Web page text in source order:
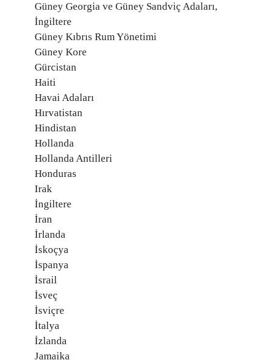
Güney Georgia ve Güney Sandviç Adaları,
İngiltere
Güney Kıbrıs Rum Yönetimi
Güney Kore
Gürcistan
Haiti
Havai Adaları
Hırvatistan
Hindistan
Hollanda
Hollanda Antilleri
Honduras
Irak
İngiltere
İran
İrlanda
İskoçya
İspanya
İsrail
İsveç
İsviçre
İtalya
İzlanda
Jamaika